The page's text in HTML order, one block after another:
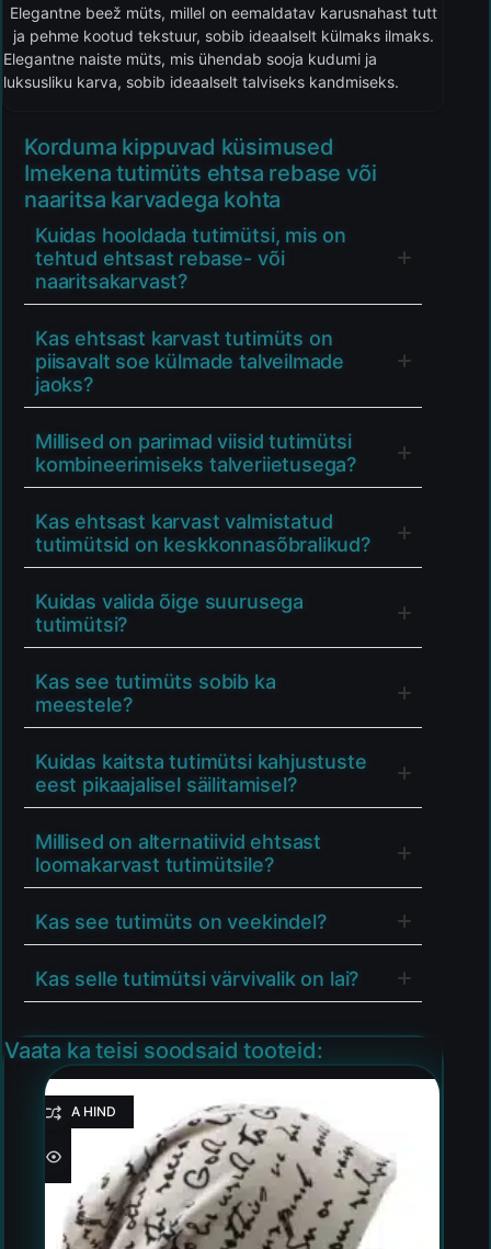
Elegantne beež müts, millel on eemaldatav karusnahast tutt
ja pehme kootud tekstuur, sobib ideaalselt külmaks ilmaks.
Elegantne naiste müts, mis ühendab sooja kudumi ja
luksusliku karva, sobib ideaalselt talviseks kandmiseks.
Korduma kippuvad küsimused
Imekena tutimüts ehtsa rebase või
naaritsa karvadega kohta
Kuidas hooldada tutimütsi, mis on
tehtud ehtsast rebase- või
naaritsakarvast?
Kas ehtsast karvast tutimüts on
piisavalt soe külmade talveilmade
jaoks?
Millised on parimad viisid tutimütsi
kombineerimiseks talveriietusega?
Kas ehtsast karvast valmistatud
tutimütsid on keskkonnasõbralikud?
Kuidas valida õige suurusega
tutimütsi?
Kas see tutimüts sobib ka
meestele?
Kuidas kaitsta tutimütsi kahjustuste
eest pikaajalisel säilitamisel?
Millised on alternatiivid ehtsast
loomakarvast tutimütsile?
Kas see tutimüts on veekindel?
Kas selle tutimütsi värvivalik on lai?
Vaata ka teisi soodsaid tooteid:
HEA HIND